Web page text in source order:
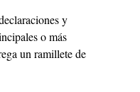
y
o más
un ramillete de